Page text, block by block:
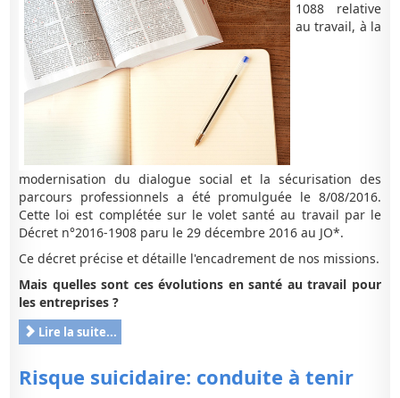
1088 relative
au travail, à la
modernisation du dialogue social et la sécurisation des
parcours professionnels a été promulguée le 8/08/2016.
Cette loi est complétée sur le volet santé au travail par le
Décret n°2016-1908 paru le 29 décembre 2016 au JO*.
Ce décret précise et détaille l'encadrement de nos missions.
Mais quelles sont ces évolutions en santé au travail pour
les entreprises ?
Lire la suite...
Risque suicidaire: conduite à tenir